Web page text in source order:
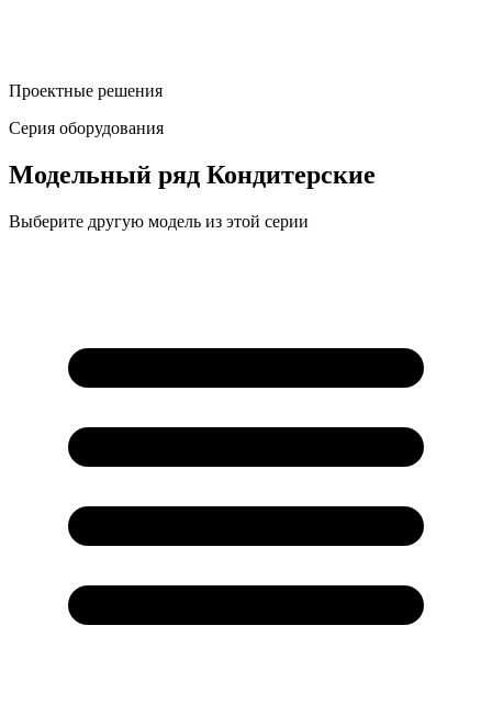
Проектные решения
Серия оборудования
Модельный ряд Кондитерские
Выберите другую модель из этой серии